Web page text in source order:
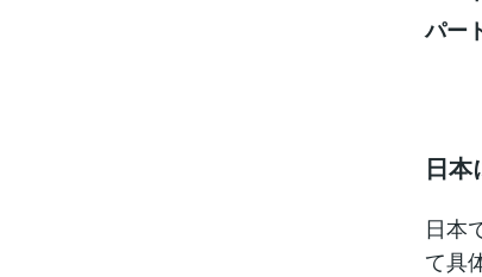
パー
日
日本
て具